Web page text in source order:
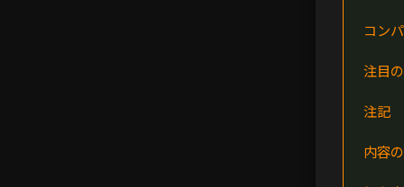
コン
注目
注記
内容